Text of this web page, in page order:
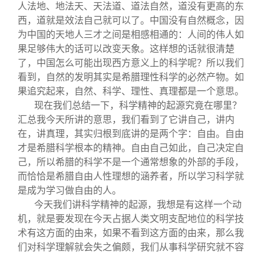
人法地、地法天、天法道、道法自然，道没有更高的东
西，道就是效法自己就可以了。中国没有自然概念，因
为中国的天地人三才之间是相感相通的：人间的伟人如
果足够伟大的话可以改变天象。这样想的话就很清楚
了，中国怎么可能出现西方意义上的科学呢？所以我们
看到，自然的发明其实是希腊理性科学的必然产物。如
果追究起来，自然、科学、理性、真理都是一个意思。
现在我们总结一下，科学精神的起源究竟在哪里？
汇总我今天所讲的意思，我们看到了它讲自己，讲内
在，讲真理，其实归根到底讲的是两个字：自由。自由
才是希腊科学根本的精神。自由自己如此，自己决定自
己，所以希腊的科学不是一个通常想象的外部的手段，
而恰恰是希腊自由人性理想的涵养者，所以学习科学就
是成为学习做自由的人。
今天我们讲科学精神的起源，我想是有这样一个动
机，就是要发现在今天占据人类文明支配地位的科学技
术有这方面的由来，如果不看到这方面的由来，那么我
们对科学理解就会失之偏颇，我们从事科学研究就不容